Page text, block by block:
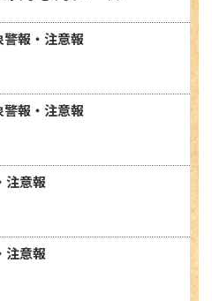
報・注意報
報・注意報
注意報
注意報